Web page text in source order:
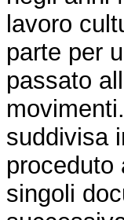
lavoro
parte per
passato
suddivisa
proceduto
singoli